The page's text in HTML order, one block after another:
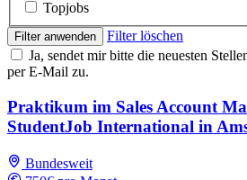
Topjobs
Filter anwenden
Filter löschen
Ja, sendet mir bitte die neuesten
per E-Mail zu.
Praktikum im Sales Account
StudentJob International in
Bundesweit